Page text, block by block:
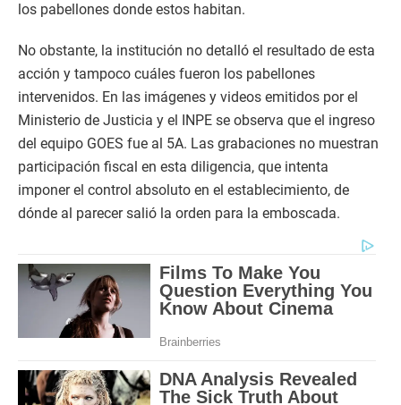
los pabellones donde estos habitan.
No obstante, la institución no detalló el resultado de esta
acción y tampoco cuáles fueron los pabellones
intervenidos. En las imágenes y videos emitidos por el
Ministerio de Justicia y el INPE se observa que el ingreso
del equipo GOES fue al 5A. Las grabaciones no muestran
participación fiscal en esta diligencia, que intenta
imponer el control absoluto en el establecimiento, de
dónde al parecer salió la orden para la emboscada.